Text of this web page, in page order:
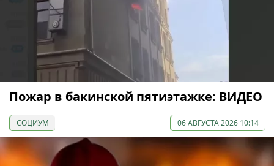
Пожар в бакинской пятиэтажке: ВИДЕО
СОЦИУМ 06 АВГУСТА 2026 10:14